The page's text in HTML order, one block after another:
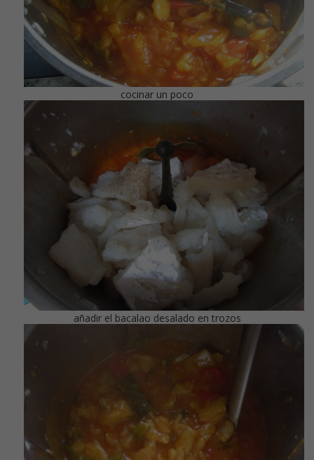
cocinar un poco
añadir el bacalao desalado en trozos